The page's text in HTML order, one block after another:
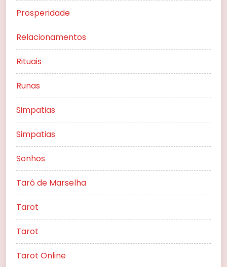
Prosperidade
Relacionamentos
Rituais
Runas
Simpatias
Simpatias
Sonhos
Tarô de Marselha
Tarot
Tarot
Tarot Online